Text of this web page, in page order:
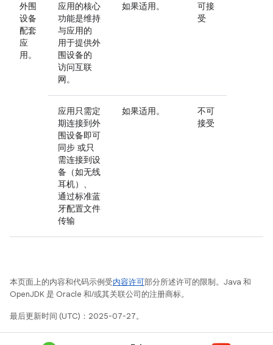
外围
设备
配套
应
用。
应用的核心
功能是维持
与应用的
用于提供外
围设备的
访问互联
网。
如果适用。
可接
受
应用只需定
期连接到外
围设备即可
同步 或只
需连接到设
备（如无线
耳机）、
通过标准蓝
牙配置文件
传输
如果适用。
不可
接受
本页面上的内容和代码示例受内容许可部分所述许可的限制。Java 和
OpenJDK 是 Oracle 和/或其关联公司的注册商标。
最后更新时间 (UTC)：2025-07-27。